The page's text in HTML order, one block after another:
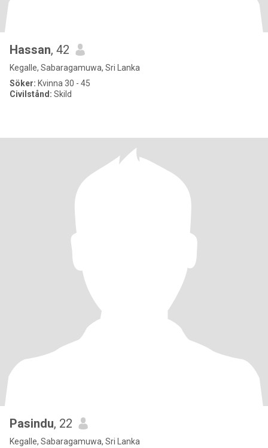
Hassan, 42
Kegalle, Sabaragamuwa, Sri Lanka
Söker: Kvinna 30 - 45
Civilstånd: Skild
Pasindu, 22
Kegalle, Sabaragamuwa, Sri Lanka